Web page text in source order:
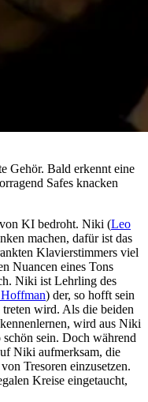
Gehör. Bald erkennt eine
Safes knacken
KI bedroht. Niki (Leo
machen, dafür ist das
Klavierstimmers viel
Nuancen eines Tons
Niki ist Lehrling des
) der, so hofft sein
treten wird. Als die beiden
wird aus Niki
sein. Doch während
Niki aufmerksam, die
Tresoren einzusetzen.
Kreise eingetaucht,